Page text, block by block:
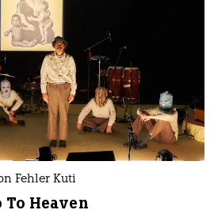
Fehler Kuti
Heaven